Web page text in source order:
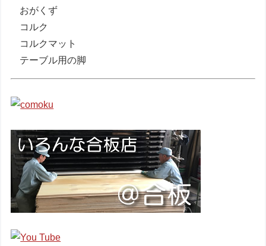
おがくず
コルク
コルクマット
テーブル用の脚